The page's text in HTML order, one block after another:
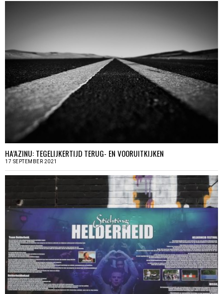
HA’AZINU: TEGELIJKERTIJD TERUG- EN VOORUITKIJKEN
17 SEPTEMBER 2021